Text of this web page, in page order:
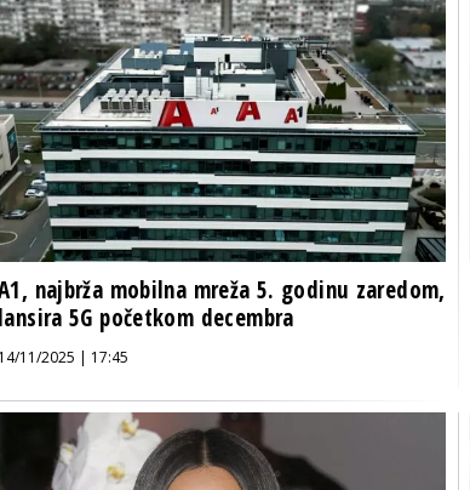
najbrža mobilna mreža 5. godinu zaredom,
lansira 5G početkom decembra
14/11/2025 | 17:45